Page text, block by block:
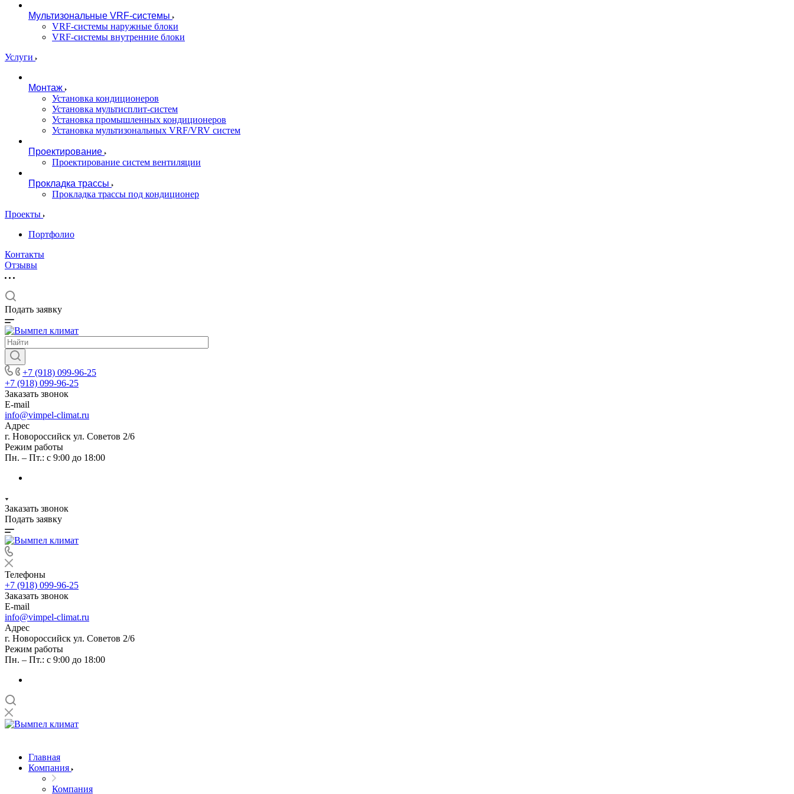
Мультизональные VRF-системы
VRF-системы наружные блоки
VRF-системы внутренние блоки
Услуги
Монтаж
Установка кондиционеров
Установка мультисплит-систем
Установка промышленных кондиционеров
Установка мультизональных VRF/VRV систем
Проектирование
Проектирование систем вентиляции
Прокладка трассы
Прокладка трассы под кондиционер
Проекты
Портфолио
Контакты
Отзывы
Подать заявку
+7 (918) 099-96-25
+7 (918) 099-96-25
Заказать звонок
E-mail
info@vimpel-climat.ru
Адрес
г. Новороссийск ул. Советов 2/6
Режим работы
Пн. – Пт.: с 9:00 до 18:00
Заказать звонок
Подать заявку
Телефоны
+7 (918) 099-96-25
Заказать звонок
E-mail
info@vimpel-climat.ru
Адрес
г. Новороссийск ул. Советов 2/6
Режим работы
Пн. – Пт.: с 9:00 до 18:00
Главная
Компания
Компания